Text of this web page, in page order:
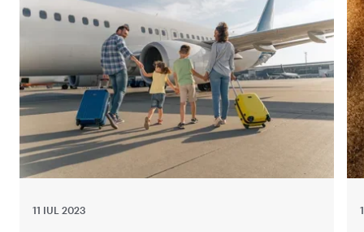
11 IUL 2023